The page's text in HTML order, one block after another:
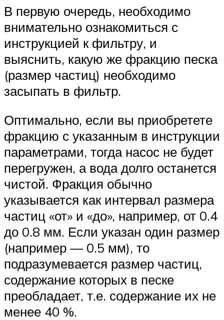
В первую очередь, необходимо
внимательно ознакомиться с
инструкцией к фильтру, и
выяснить, какую же фракцию песка
(размер частиц) необходимо
засыпать в фильтр.
Оптимально, если вы приобретете
фракцию с указанным в инструкции
параметрами, тогда насос не будет
перегружен, а вода долго останется
чистой. Фракция обычно
указывается как интервал размера
частиц «от» и «до», например, от 0.4
до 0.8 мм. Если указан один размер
(например — 0.5 мм), то
подразумевается размер частиц,
содержание которых в песке
преобладает, т.е. содержание их не
менее 40 %.